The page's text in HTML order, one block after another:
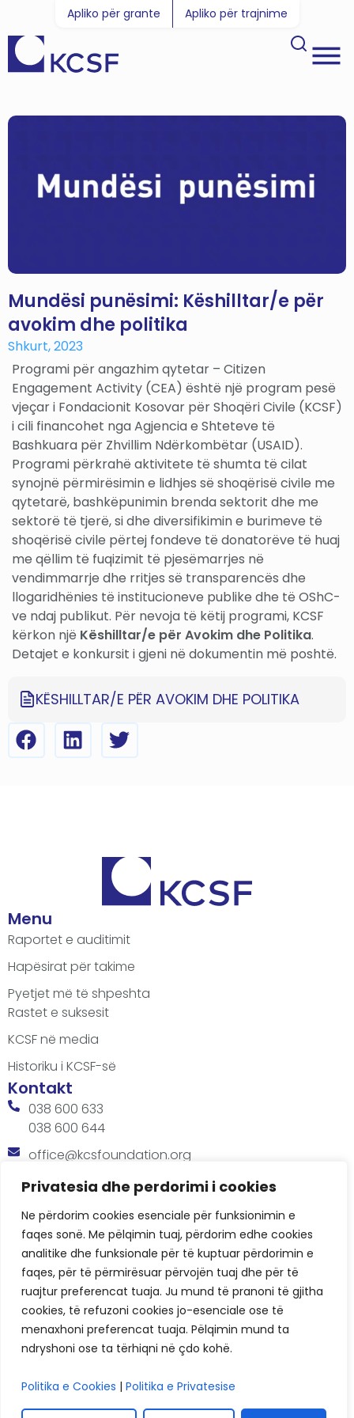
Privatesia dhe perdorimi i cookies
Ne përdorim cookies esenciale për funksionimin e
faqes sonë. Me pëlqimin tuaj, përdorim edhe cookies
analitike dhe funksionale për të kuptuar përdorimin e
faqes, për të përmirësuar përvojën tuaj dhe për të
ruajtur preferencat tuaja. Ju mund të pranoni të gjitha
cookies, të refuzoni cookies jo-esenciale ose të
menaxhoni preferencat tuaja. Pëlqimin mund ta
ndryshoni ose ta tërhiqni në çdo kohë.
Politika e Cookies | Politika e Privatesise
Apliko për grante Apliko për trajnime
Mundësi punësimi: Këshilltar/e për
avokim dhe politika
Shkurt, 2023
Programi për angazhim qytetar – Citizen
Engagement Activity (CEA) është një program pesë
vjeçar i Fondacionit Kosovar për Shoqëri Civile (KCSF)
i cili financohet nga Agjencia e Shteteve të
Bashkuara për Zhvillim Ndërkombëtar (USAID).
Programi përkrahë aktivitete të shumta të cilat
synojnë përmirësimin e lidhjes së shoqërisë civile me
qytetarë, bashkëpunimin brenda sektorit dhe me
sektorë të tjerë, si dhe diversifikimin e burimeve të
shoqërisë civile përtej fondeve të donatorëve të huaj
me qëllim të fuqizimit të pjesëmarrjes në
vendimmarrje dhe rritjes së transparencës dhe
llogaridhënies të institucioneve publike dhe të OShC-
ve ndaj publikut. Për nevoja të këtij programi, KCSF
kërkon një Këshilltar/e për Avokim dhe Politika.
Detajet e konkursit i gjeni në dokumentin më poshtë.
KËSHILLTAR/E PËR AVOKIM DHE POLITIKA
Menu
Raportet e auditimit
Hapësirat për takime
Pyetjet më të shpeshta
Rastet e suksesit
KCSF në media
Historiku i KCSF-së
Kontakt
038 600 633
038 600 644
office@kcsfoundation.org
Besa Imami, Lam A, H1, Kat.12, nr. 65-1, Lakrishtë,
Orari
8:00 AM - 4:00 PM
KCSF © 2026
Politikat e Privatësisë
Cookies